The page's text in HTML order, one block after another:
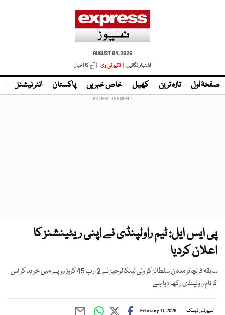
AUGUST 04, 2026
اشتہار لگائیں |
لائیو ٹی وی | آج کا اخبار
صفحۂ اول تازہ ترین کھیل خاص خبریں پاکستان انٹر نیشنل
پی ایس ایل: ٹیم راولپنڈی نے اپنی ریٹینشنز کا
اعلان کردیا
سابقہ فرنچائز ملتان سلطانز کو ولی ٹینکالوجیز نے 2 ارب 45 کروڑ روپے میں خرید کر اس
کا نام راولپنڈی رکھ دیا ہے
اسپورٹس ڈیسک February 11, 2026